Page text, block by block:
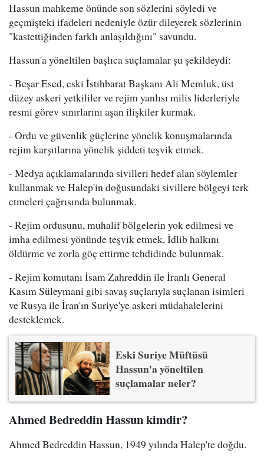
Hassun mahkeme önünde son sözlerini söyledi ve
geçmişteki ifadeleri nedeniyle özür dileyerek sözlerinin
"kastettiğinden farklı anlaşıldığını" savundu.
Hassun'a yöneltilen başlıca suçlamalar şu şekildeydi:
- Beşar Esed, eski İstihbarat Başkanı Ali Memluk, üst
düzey askeri yetkililer ve rejim yanlısı milis liderleriyle
resmi görev sınırlarını aşan ilişkiler kurmak.
- Ordu ve güvenlik güçlerine yönelik konuşmalarında
rejim karşıtlarına yönelik şiddeti teşvik etmek.
- Medya açıklamalarında sivilleri hedef alan söylemler
kullanmak ve Halep'in doğusundaki sivillere bölgeyi terk
etmeleri çağrısında bulunmak.
- Rejim ordusunu, muhalif bölgelerin yok edilmesi ve
imha edilmesi yönünde teşvik etmek, İdlib halkını
öldürme ve zorla göç ettirme tehdidinde bulunmak.
- Rejim komutanı İsam Zahreddin ile İranlı General
Kasım Süleymani gibi savaş suçlarıyla suçlanan isimleri
ve Rusya ile İran'ın Suriye'ye askeri müdahalelerini
desteklemek.
Eski Suriye Müftüsü
Hassun'a yöneltilen
suçlamalar neler?
Ahmed Bedreddin Hassun kimdir?
Ahmed Bedreddin Hassun, 1949 yılında Halep'te doğdu.